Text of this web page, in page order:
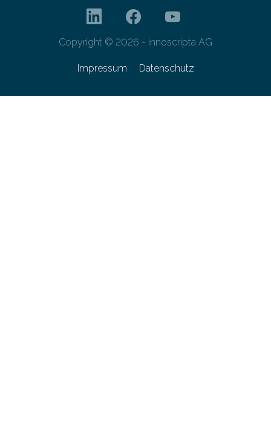
Copyright © 2026 - innoscripta AG
Impressum Datenschutz